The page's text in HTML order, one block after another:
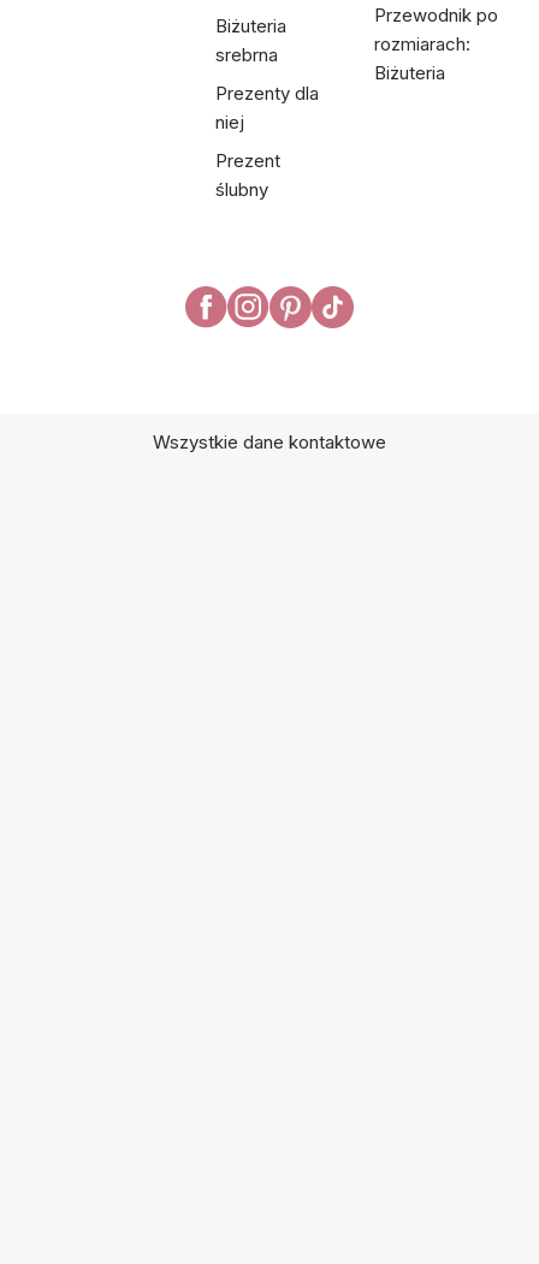
Biżuteria
srebrna
Prezenty dla
niej
Prezent
ślubny
Przewodnik po
rozmiarach:
Biżuteria
Wszystkie dane kontaktowe